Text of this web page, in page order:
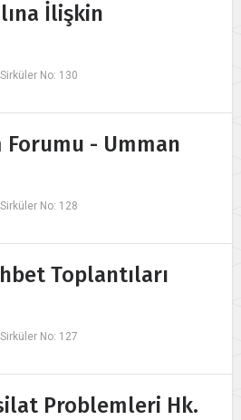
İlişkin
No: 130
Forumu - Umman
No: 128
Toplantıları
No: 127
Problemleri Hk.